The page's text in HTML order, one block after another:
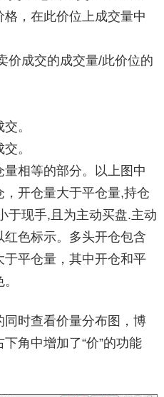
，在此价位上成交量中
价成交的成交量/此价位的
。
。
相等的部分。以上图中
开仓量大于平仓量,持仓
于现手,且为主动买盘.主动
色标示。多头开仓包含
平仓量，其中开仓和平
时查看价量分布图，博
角中增加了“价”的功能